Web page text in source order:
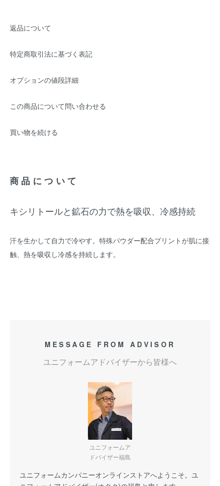
返品について
特定商取引法に基づく表記
オプションの値段詳細
この商品について問い合わせる
買い物を続ける
商品について
キシリトールと鉱石の力で熱を吸収、冷感持続
汗を生かして自力で冷やす。特殊パウダー配合プリントが肌に接
触、熱を吸収し冷感を持続します。
MESSAGE FROM ADVISOR
ユニフォームアドバイザーから皆様へ
ユニフォームア
ドバイザー福島
ユニフォームカンパニーオンラインストアへようこそ。ユ